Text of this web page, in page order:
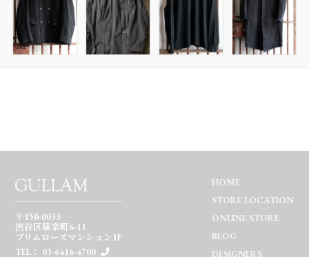
〒150-0033
渋谷区猿楽町6-11
プリムローズマンション1F
TEL： 03-6416-4700
HOME
STORE LOCATION
ONLINE STORE
BLOG
DESIGNERS